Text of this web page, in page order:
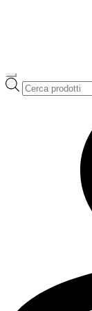
Ricerca
prodotti